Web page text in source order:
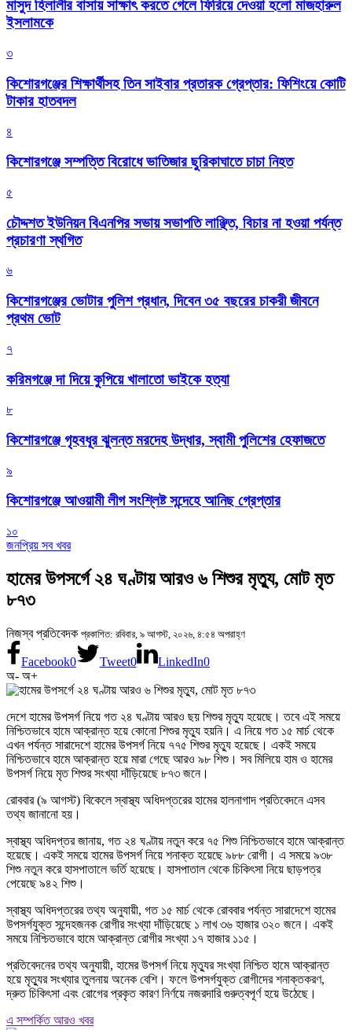
মাসুদ হিলালীর বাসায় সাক্ষাৎ করতে গেলে ফিরিয়ে দেওয়া হলো মাজহারুল
ইসলামকে
৩
কিশোরগঞ্জের শিক্ষার্থীসহ তিন সাইবার প্রতারক গ্রেপ্তার: ফিশিংয়ে কোটি
টাকার হাতবদল
৪
কিশোরগঞ্জে সম্পত্তি বিরোধে ভাতিজার ছুরিকাঘাতে চাচা নিহত
৫
চৌদ্দশত ইউনিয়ন বিএনপির সভায় সভাপতি লাঞ্ছিত, বিচার না হওয়া পর্যন্ত
প্রচারণা স্থগিত
৬
কিশোরগঞ্জের ভোটার পুলিশ প্রধান, দিবেন ৩৫ বছরের চাকরী জীবনে
প্রথম ভোট
৭
করিমগঞ্জে দা দিয়ে কুপিয়ে খালাতো ভাইকে হত্যা
৮
কিশোরগঞ্জে গৃহবধূর ঝুলন্ত মরদেহ উদ্ধার, স্বামী পুলিশের হেফাজতে
৯
কিশোরগঞ্জে আওয়ামী লীগ সংশ্লিষ্ট সন্দেহে আনিছ গ্রেপ্তার
১০
জনপ্রিয় সব খবর
হামের উপসর্গে ২৪ ঘণ্টায় আরও ৬ শিশুর মৃত্যু, মোট মৃত
৮৭৩
নিজস্ব প্রতিবেদক প্রকাশিত: রবিবার, ৯ আগস্ট, ২০২৬, ৪:৫৪ অপরাহ্ণ
Facebook0 Tweet0 LinkedIn0
অ- অ+
দেশে হামের উপসর্গ নিয়ে গত ২৪ ঘণ্টায় আরও ছয় শিশুর মৃত্যু হয়েছে। তবে এই সময়ে
নিশ্চিতভাবে হামে আক্রান্ত হয়ে কোনো শিশুর মৃত্যু হয়নি। এ নিয়ে গত ১৫ মার্চ থেকে
এখন পর্যন্ত সারাদেশে হামের উপসর্গ নিয়ে ৭৭৫ শিশুর মৃত্যু হয়েছে। একই সময়ে
নিশ্চিতভাবে হামে আক্রান্ত হয়ে মারা গেছে আরও ৯৮ শিশু। সব মিলিয়ে হাম ও হামের
উপসর্গ নিয়ে মৃত শিশুর সংখ্যা দাঁড়িয়েছে ৮৭৩ জনে।
রোববার (৯ আগস্ট) বিকেলে স্বাস্থ্য অধিদপ্তরের হামের হালনাগাদ প্রতিবেদনে এসব
তথ্য জানানো হয়।
স্বাস্থ্য অধিদপ্তর জানায়, গত ২৪ ঘণ্টায় নতুন করে ৭৫ শিশু নিশ্চিতভাবে হামে আক্রান্ত
হয়েছে। একই সময়ে হামের উপসর্গ নিয়ে শনাক্ত হয়েছে ৯৮৮ রোগী। এ সময়ে ৯৩৮
শিশু নতুন করে হাসপাতালে ভর্তি হয়েছে। হাসপাতাল থেকে চিকিৎসা নিয়ে ছাড়পত্র
পেয়েছে ৯৪২ শিশু।
স্বাস্থ্য অধিদপ্তরের তথ্য অনুযায়ী, গত ১৫ মার্চ থেকে রোববার পর্যন্ত সারাদেশে হামের
উপসর্গযুক্ত সন্দেহজনক রোগীর সংখ্যা দাঁড়িয়েছে ১ লাখ ৩৬ হাজার ৩২০ জনে। একই
সময়ে নিশ্চিতভাবে হামে আক্রান্ত রোগীর সংখ্যা ১৭ হাজার ১১৫।
প্রতিবেদনের তথ্য অনুযায়ী, হামের উপসর্গ নিয়ে মৃত্যুর সংখ্যা নিশ্চিত হামে আক্রান্ত
হয়ে মৃত্যুর সংখ্যার তুলনায় অনেক বেশি। ফলে উপসর্গযুক্ত রোগীদের শনাক্তকরণ,
দ্রুত চিকিৎসা এবং রোগের প্রকৃত কারণ নির্ণয়ে নজরদারি গুরুত্বপূর্ণ হয়ে উঠেছে।
এ সম্পর্কিত আরও খবর